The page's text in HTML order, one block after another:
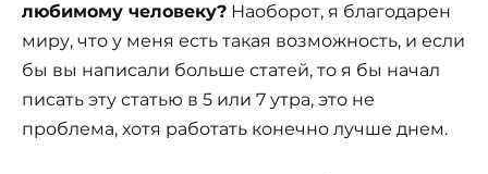
любимому человеку? Наоборот, я благодарен
миру, что у меня есть такая возможность, и если
бы вы написали больше статей, то я бы начал
писать эту статью в 5 или 7 утра, это не
проблема, хотя работать конечно лучше днем.